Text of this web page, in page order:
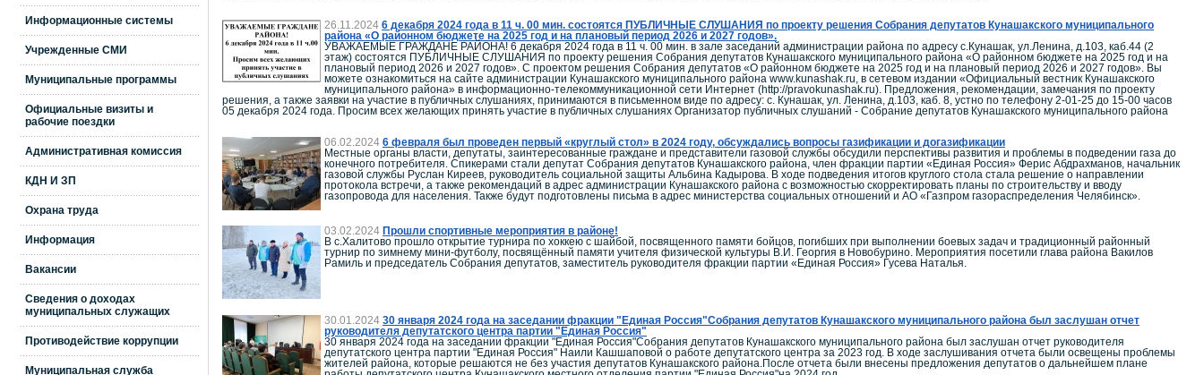
Информационные системы
Учрежденные СМИ
Муниципальные программы
Официальные визиты и
рабочие поездки
Административная комиссия
КДН И ЗП
Охрана труда
Информация
Вакансии
Сведения о доходах
муниципальных служащих
Противодействие коррупции
Муниципальная служба
26.11.2024 6 декабря 2024 года в 11 ч. 00 мин. cостоятся ПУБЛИЧНЫЕ СЛУШАНИЯ по проекту решения Собрания депутатов Кунашакского муниципального
района «О районном бюджете на 2025 год и на плановый период 2026 и 2027 годов».
УВАЖАЕМЫЕ ГРАЖДАНЕ РАЙОНА! 6 декабря 2024 года в 11 ч. 00 мин. в зале заседаний администрации района по адресу с.Кунашак, ул.Ленина, д.103, каб.44 (2
этаж) состоятся ПУБЛИЧНЫЕ СЛУШАНИЯ по проекту решения Собрания депутатов Кунашакского муниципального района «О районном бюджете на 2025 год и на
плановый период 2026 и 2027 годов». С проектом решения Собрания депутатов «О районном бюджете на 2025 год и на плановый период 2026 и 2027 годов». Вы
можете ознакомиться на сайте администрации Кунашакского муниципального района www.kunashak.ru, в сетевом издании «Официальный вестник Кунашакского
муниципального района» в информационно-телекоммуникационной сети Интернет (http://pravokunashak.ru). Предложения, рекомендации, замечания по проекту
решения, а также заявки на участие в публичных слушаниях, принимаются в письменном виде по адресу: с. Кунашак, ул. Ленина, д.103, каб. 8, устно по телефону 2-01-25 до 15-00 часов
05 декабря 2024 года. Просим всех желающих принять участие в публичных слушаниях Организатор публичных слушаний - Собрание депутатов Кунашакского муниципального района
06.02.2024 6 февраля был проведен первый «круглый стол» в 2024 году, обсуждались вопросы газификации и догазификации
Местные органы власти, депутаты, заинтересованные граждане и представители газовой службы обсудили перспективы развития и проблемы в подведении газа до
конечного потребителя. Спикерами стали депутат Собрания депутатов Кунашакского района, член фракции партии «Единая Россия» Ферис Абдрахманов, начальник
газовой службы Руслан Киреев, руководитель социальной защиты Альбина Кадырова. В ходе подведения итогов круглого стола стала решение о направлении
протокола встречи, а также рекомендаций в адрес администрации Кунашакского района с возможностью скорректировать планы по строительству и вводу
газопровода для населения. Также будут подготовлены письма в адрес министерства социальных отношений и АО «Газпром газораспределения Челябинск».
03.02.2024 Прошли спортивные мероприятия в районе!
В с.Халитово прошло открытие турнира по хоккею с шайбой, посвященного памяти бойцов, погибших при выполнении боевых задач и традиционный районный
турнир по зимнему мини-футболу, посвящённый памяти учителя физической культуры В.И. Георгия в Новобурино. Мероприятия посетили глава района Вакилов
Рамиль и председатель Собрания депутатов, заместитель руководителя фракции партии «Единая Россия» Гусева Наталья.
30.01.2024 30 января 2024 года на заседании фракции "Единая Россия"Собрания депутатов Кунашакского муниципального района был заслушан отчет
руководителя депутатского центра партии "Единая Россия"
30 января 2024 года на заседании фракции "Единая Россия"Собрания депутатов Кунашакского муниципального района был заслушан отчет руководителя
депутатского центра партии "Единая Россия" Наили Кашшаповой о работе депутатского центра за 2023 год. В ходе заслушивания отчета были освещены проблемы
жителей района, которые решаются не без участия депутатов Кунашакского района.После отчета были внесены предложения депутатов о дальнейшем плане